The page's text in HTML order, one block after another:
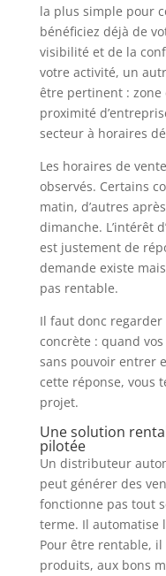
la plus simple pour
bénéficiez déjà de
visibilité et de la
votre activité, un
être pertinent : zone
proximité
secteur à horaires
Les horaires de
observés. Certains
matin, d’autres
dimanche. L’intérêt
est justement de
demande existe
pas rentable.
Il faut donc regarder
concrète : quand
sans pouvoir entrer
cette réponse, vous
projet.
Une solution
pilotée
Un distributeur
peut générer des
fonctionne pas tout
terme. Il automatise
Pour être rentable,
produits, aux bons